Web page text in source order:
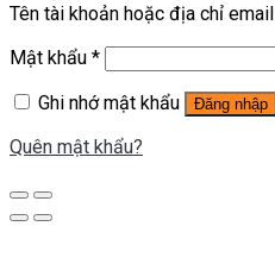
Tên tài khoản hoặc địa chỉ email
Mật khẩu *
Ghi nhớ mật khẩu
Đăng nhập
Quên mật khẩu?